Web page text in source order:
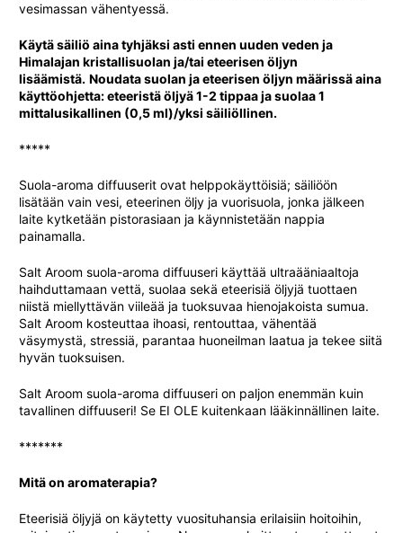
vesimassan vähentyessä.
Käytä säiliö aina tyhjäksi asti ennen uuden veden ja
Himalajan kristallisuolan ja/tai eteerisen öljyn
lisäämistä. Noudata suolan ja eteerisen öljyn määrissä aina
käyttöohjetta:eteeristä öljyä 1-2 tippaa ja suolaa 1
mittalusikallinen (0,5 ml)/yksi säiliöllinen.
*****
Suola-aroma diffuuserit ovat helppokäyttöisiä; säiliöön
lisätään vain vesi, eteerinen öljy ja vuorisuola, jonka jälkeen
laite kytketään pistorasiaan ja käynnistetään nappia
painamalla.
Salt Aroom suola-aroma diffuuseri käyttää ultraääniaaltoja
haihduttamaan vettä, suolaa sekä eteerisiä öljyjä tuottaen
niistä miellyttävän viileää ja tuoksuvaa hienojakoista sumua.
Salt Aroom kosteuttaa ihoasi, rentouttaa, vähentää
väsymystä, stressiä, parantaa huoneilman laatua ja tekee siitä
hyvän tuoksuisen.
Salt Aroom suola-aroma diffuuseri on paljon enemmän kuin
tavallinen diffuuseri! Se EI OLE kuitenkaan lääkinnällinen laite.
*******
Mitä on aromaterapia?
Eteerisiä öljyjä on käytetty vuosituhansia erilaisiin hoitoihin,